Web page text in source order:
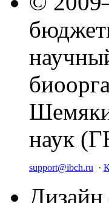
наук
support@ibch.ru ·